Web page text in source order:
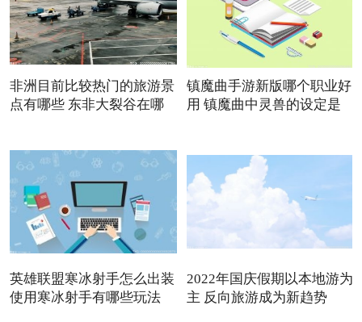
非洲目前比较热门的旅游景
点有哪些 东非大裂谷在哪
镇魔曲手游新版哪个职业好
用 镇魔曲中灵兽的设定是
英雄联盟寒冰射手怎么出装
使用寒冰射手有哪些玩法
2022年国庆假期以本地游为
主 反向旅游成为新趋势